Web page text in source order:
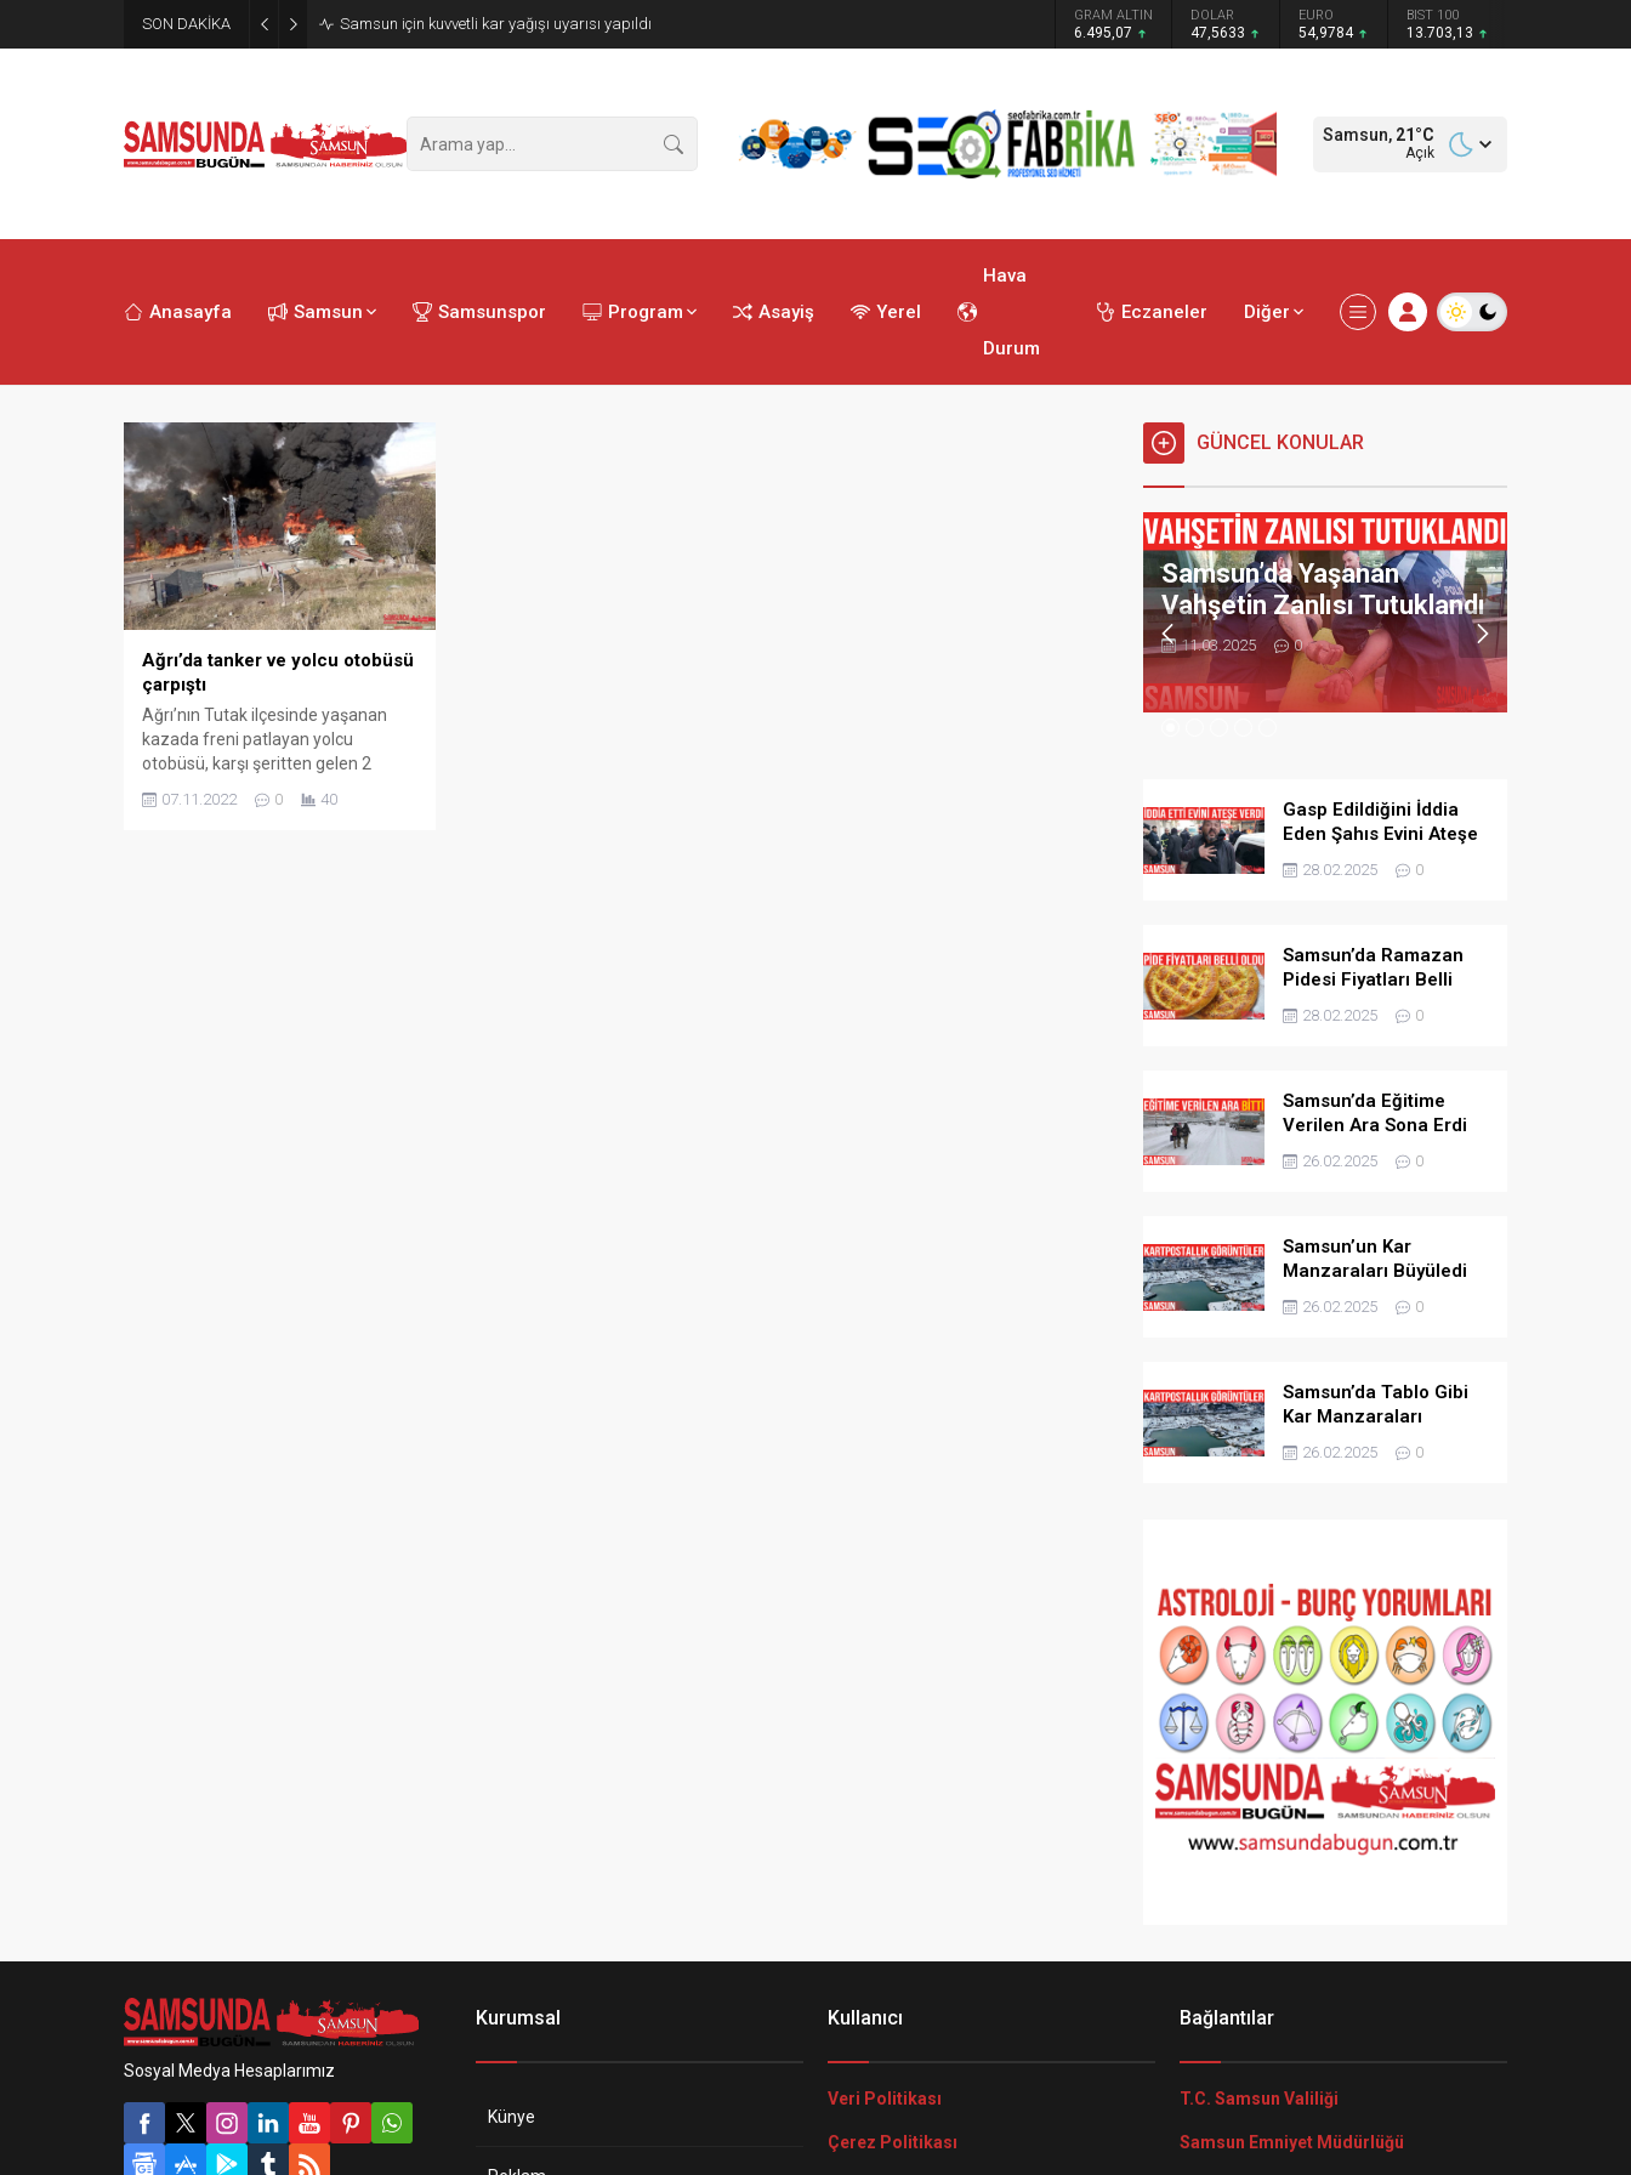
SON DAKİKA Samsun için kuvvetli kar yağışı uyarısı yapıldı GRAM ALTIN
6.495,07
DOLAR
47,5633
EURO
54,9784
BIST 100
13.703,13
Samsun, 21 °C
Açık
Anasayfa Samsun Samsunspor Program Asayiş Yerel
Hava
Durum
Eczaneler Diğer
Ağrı’da tanker ve yolcu otobüsü
çarpıştı
Ağrı’nın Tutak ilçesinde yaşanan
kazada freni patlayan yolcu
otobüsü, karşı şeritten gelen 2
kamyonla çarpıştı. Kazada ilk
belirlemelere göre 7 kişi hayatını
07.11.2022 0 40
GÜNCEL KONULAR
Zincirleme Trafik Kazası: 9
Araç Birbirine Girdi
03.03.2025 0
Samsun’da Yaşanan
Vahşetin Zanlısı Tutuklandı
Samsun’un Geleneksel
Lezzeti Atom Yine
Vazgeçilmez
11.03.2025
Gasp Edildiğini İddia
Eden Şahıs Evini Ateşe
Verdi
28.02.2025 0
Samsun’da Ramazan
Pidesi Fiyatları Belli
Oldu
28.02.2025 0
Samsun’da Eğitime
Verilen Ara Sona Erdi
26.02.2025 0
Samsun’un Kar
Manzaraları Büyüledi
26.02.2025 0
Samsun’da Tablo Gibi
Kar Manzaraları
26.02.2025 0
Sosyal Medya Hesaplarımız
Kurumsal
Künye
Kullanıcı
Veri Politikası
Çerez Politikası
Bağlantılar
T.C. Samsun Valiliği
Samsun Emniyet Müdürlüğü